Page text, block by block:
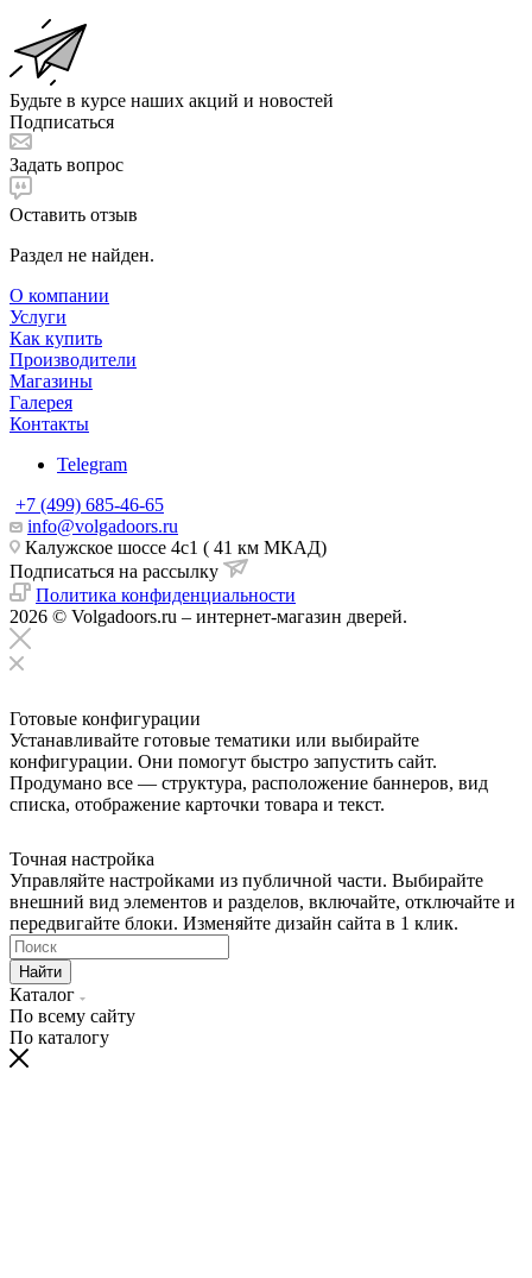
Будьте в курсе наших акций и новостей
Подписаться
Задать вопрос
Оставить отзыв
Раздел не найден.
О компании
Услуги
Как купить
Производители
Магазины
Галерея
Контакты
Telegram
+7 (499) 685-46-65
info@volgadoors.ru
Калужское шоссе 4с1 ( 41 км МКАД)
Подписаться на рассылку
Политика конфиденциальности
2026 © Volgadoors.ru – интернет-магазин дверей.
Готовые конфигурации
Устанавливайте готовые тематики или выбирайте
конфигурации. Они помогут быстро запустить сайт.
Продумано все — структура, расположение баннеров, вид
списка, отображение карточки товара и текст.
Точная настройка
Управляйте настройками из публичной части. Выбирайте
внешний вид элементов и разделов, включайте, отключайте и
передвигайте блоки. Изменяйте дизайн сайта в 1 клик.
Найти
Каталог
По всему сайту
По каталогу